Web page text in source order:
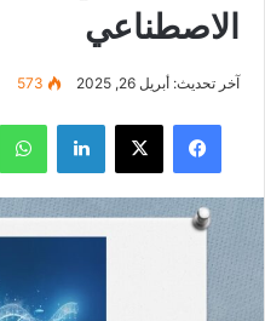
الاصطناعي
آخر تحديث: أبريل 26, 2025 573
فيسبوك لينكدإن